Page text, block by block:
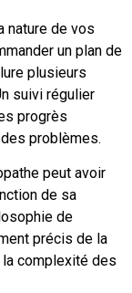
nature de vos
un plan de
plusieurs
suivi régulier
progrès
problèmes.
peut avoir
de sa
de
précis de la
complexité des